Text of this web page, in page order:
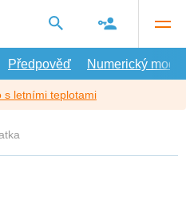
Předpověď Numerický model
s letními teplotami